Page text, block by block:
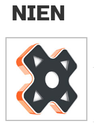
NIEN